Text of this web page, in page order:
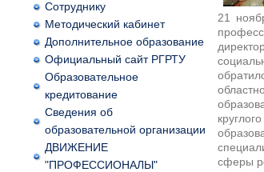
Сотруднику
Методический кабинет
Дополнительное образование
Официальный сайт РГРТУ
Образовательное
кредитование
Сведения об
образовательной организации
ДВИЖЕНИЕ
"ПРОФЕССИОНАЛЫ"
21
сферы